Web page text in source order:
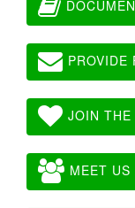
PROVIDE
JOIN THE
MEET US